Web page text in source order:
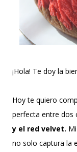
¡Hola! Te doy la
Hoy te quiero
perfecta entre dos
y el red velvet.
no solo captura la